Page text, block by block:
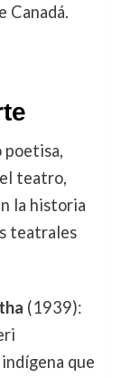
Canadá.
poetisa,
teatro,
la historia
teatrales
(1939):
que